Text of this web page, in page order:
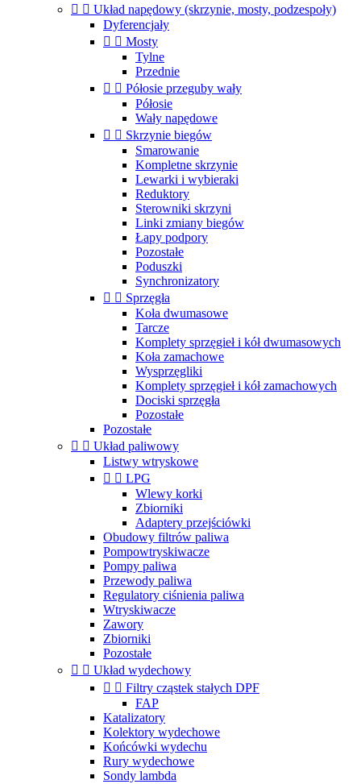
  Układ napędowy (skrzynie, mosty, podzespoły)
Dyferencjały
  Mosty
Tylne
Przednie
  Półosie przeguby wały
Półosie
Wały napędowe
  Skrzynie biegów
Smarowanie
Kompletne skrzynie
Lewarki i wybieraki
Reduktory
Sterowniki skrzyni
Linki zmiany biegów
Łapy podpory
Pozostałe
Poduszki
Synchronizatory
  Sprzęgła
Koła dwumasowe
Tarcze
Komplety sprzęgieł i kół dwumasowych
Koła zamachowe
Wysprzęgliki
Komplety sprzęgieł i kół zamachowych
Dociski sprzęgła
Pozostałe
Pozostałe
  Układ paliwowy
Listwy wtryskowe
  LPG
Wlewy korki
Zbiorniki
Adaptery przejściówki
Obudowy filtrów paliwa
Pompowtryskiwacze
Pompy paliwa
Przewody paliwa
Regulatory ciśnienia paliwa
Wtryskiwacze
Zawory
Zbiorniki
Pozostałe
  Układ wydechowy
  Filtry cząstek stałych DPF
FAP
Katalizatory
Kolektory wydechowe
Końcówki wydechu
Rury wydechowe
Sondy lambda